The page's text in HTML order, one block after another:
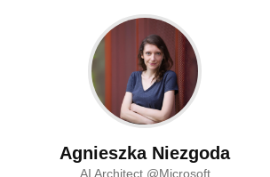
Agnieszka Niezgoda
AI Architect @Microsoft